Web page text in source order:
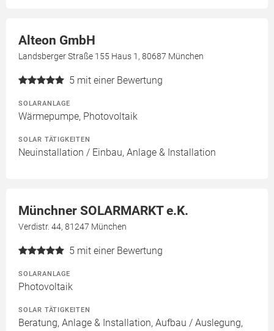
Alteon GmbH
Landsberger Straße 155 Haus 1, 80687 München
5 mit einer Bewertung
SOLARANLAGE
Wärmepumpe, Photovoltaik
SOLAR TÄTIGKEITEN
Neuinstallation / Einbau, Anlage & Installation
Münchner SOLARMARKT e.K.
Verdistr. 44, 81247 München
5 mit einer Bewertung
SOLARANLAGE
Photovoltaik
SOLAR TÄTIGKEITEN
Beratung, Anlage & Installation, Aufbau / Auslegung,